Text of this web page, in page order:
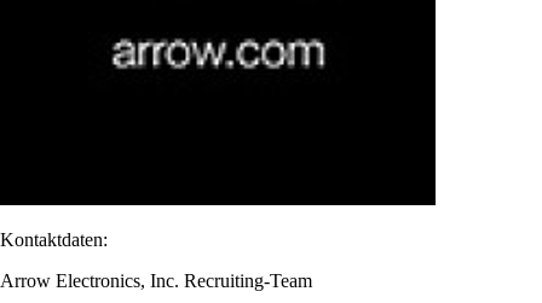
Kontaktdaten:
Arrow Electronics, Inc. Recruiting-Team